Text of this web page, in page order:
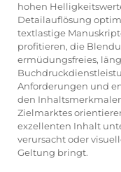
hohen
Detailauflösung
textlastige
profitieren, die
ermüdungsfreies,
Anforderungen und
den
Zielmarktes
exzellenten Inhalt
verursacht oder
Geltung bringt.